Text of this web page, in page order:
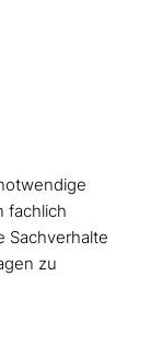
fachlich
Sachverhalte
zu